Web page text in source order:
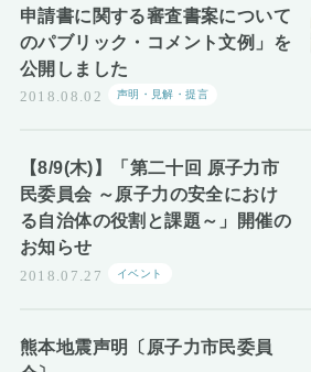
申請書に関する審査書案について
のパブリック・コメント文例」を
公開しました
2018.08.02 声明・見解・提言
【8/9(木)】「第二十回 原子力市
民委員会 ～原子力の安全におけ
る自治体の役割と課題～」開催の
お知らせ
2018.07.27 イベント
熊本地震声明〔原子力市民委員